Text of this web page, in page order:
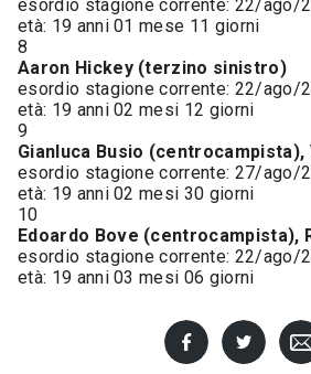
esordio stagione corrente: 22/ago/
età: 19 anni 01 mese 11 giorni
8
Aaron Hickey (terzino sinistro)
esordio stagione corrente: 22/ago/
età: 19 anni 02 mesi 12 giorni
9
Gianluca Busio (centrocampista),
esordio stagione corrente: 27/ago/
età: 19 anni 02 mesi 30 giorni
10
Edoardo Bove (centrocampista),
esordio stagione corrente: 22/ago/
età: 19 anni 03 mesi 06 giorni